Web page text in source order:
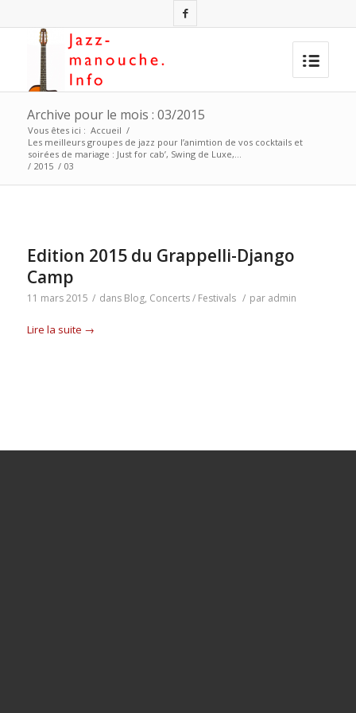
Archive pour le mois : 03/2015
Vous êtes ici : Accueil /
Les meilleurs groupes de jazz pour l’animtion de vos cocktails et
soirées de mariage : Just for cab’, Swing de Luxe,…
/ 2015 / 03
Edition 2015 du Grappelli-Django
Camp
11 mars 2015 / dans Blog, Concerts / Festivals / par admin
Lire la suite →